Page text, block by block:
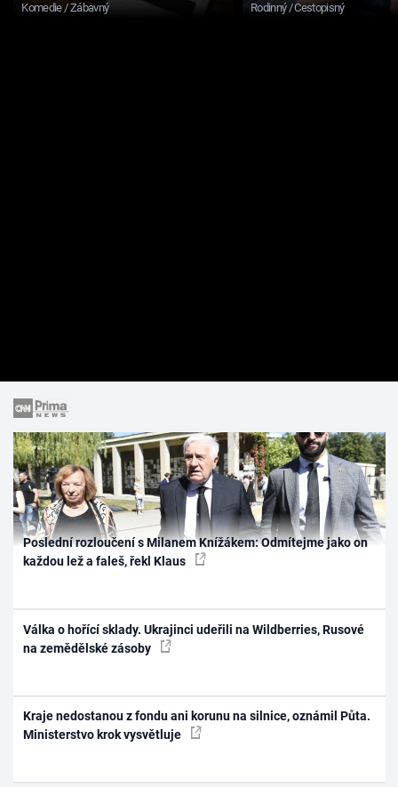
Komedie / Zábavný Rodinný / Cestopisný
Poslední rozloučení s Milanem Knížákem: Odmítejme jako on
každou lež a faleš, řekl Klaus
Válka o hořící sklady. Ukrajinci udeřili na Wildberries, Rusové
na zemědělské zásoby
Kraje nedostanou z fondu ani korunu na silnice, oznámil Půta.
Ministerstvo krok vysvětluje